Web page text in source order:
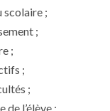
scolaire ;
;
;
;
;
de l’élève ;